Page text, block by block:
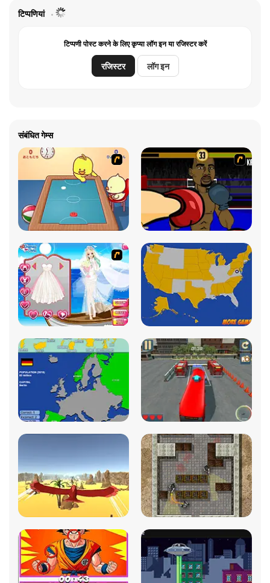
टिप्पणियां
टिप्पणी पोस्ट करने के लिए कृप्या लॉग इन या रजिस्टर करें
रजिस्टर लॉग इन
संबंधित गेम्स